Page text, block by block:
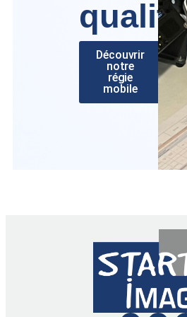
qualité
Découvrir
notre
régie
mobile